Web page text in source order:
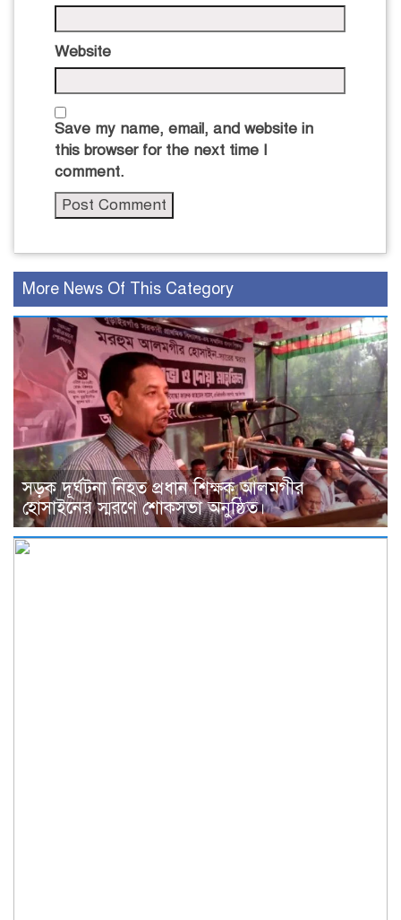
Website
Save my name, email, and website in
this browser for the next time I
comment.
More News Of This Category
সড়ক দূর্ঘটনা নিহত প্রধান শিক্ষক আলমগীর
হোসাইনের স্মরণে শোকসভা অনুষ্ঠিত।